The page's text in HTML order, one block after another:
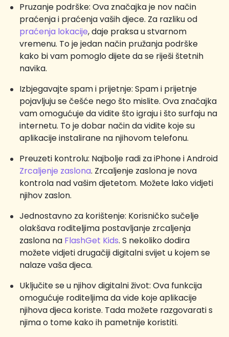
Pruzanje podrške: Ova značajka je nov način
praćenja i praćenja vaših djece. Za razliku od
praćenja lokacije, daje praksa u stvarnom
vremenu. To je jedan način pružanja podrške
kako bi vam pomoglo dijete da se riješi štetnih
navika.
Izbjegavajte spam i prijetnje: Spam i prijetnje
pojavljuju se češće nego što mislite. Ova značajka
vam omogućuje da vidite što igraju i što surfaju na
internetu. To je dobar način da vidite koje su
aplikacije instalirane na njihovom telefonu.
Preuzeti kontrolu: Najbolje radi za iPhone i Android
Zrcaljenje zaslona. Zrcaljenje zaslona je nova
kontrola nad vašim djetetom. Možete lako vidjeti
njihov zaslon.
Jednostavno za korištenje: Korisničko sučelje
olakšava roditeljima postavljanje zrcaljenja
zaslona na FlashGet Kids. S nekoliko dodira
možete vidjeti drugačiji digitalni svijet u kojem se
nalaze vaša djeca.
Uključite se u njihov digitalni život: Ova funkcija
omogućuje roditeljima da vide koje aplikacije
njihova djeca koriste. Tada možete razgovarati s
njima o tome kako ih pametnije koristiti.